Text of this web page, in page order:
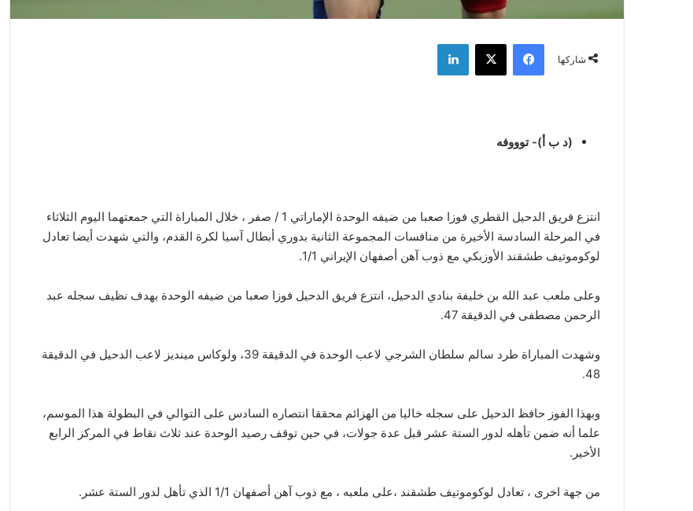
شاركها
فيسبوك ‫X لينكدإن
(د ب أ)- توووفه
انتزع فريق الدحيل القطري فوزا صعبا من ضيفه الوحدة الإماراتي 1 / صفر ، خلال المباراة التي جمعتهما اليوم الثلاثاء
في المرحلة السادسة الأخيرة من منافسات المجموعة الثانية بدوري أبطال آسيا لكرة القدم، والتي شهدت أيضا تعادل
لوكوموتيف طشقند الأوزبكي مع ذوب آهن أصفهان الإيراني 1/1.
وعلى ملعب عبد الله بن خليفة بنادي الدحيل، انتزع فريق الدحيل فوزا صعبا من ضيفه الوحدة بهدف نظيف سجله عبد
الرحمن مصطفى في الدقيقة 47.
وشهدت المباراة طرد سالم سلطان الشرجي لاعب الوحدة في الدقيقة 39، ولوكاس مينديز لاعب الدحيل في الدقيقة
48.
وبهذا الفوز حافظ الدحيل على سجله خاليا من الهزائم محققا انتصاره السادس على التوالي في البطولة هذا الموسم،
علما أنه ضمن تأهله لدور الستة عشر قبل عدة جولات، في حين توقف رصيد الوحدة عند ثلاث نقاط في المركز الرابع
الأخير.
من جهة اخرى ، تعادل لوكوموتيف طشقند ،على ملعبه ، مع ذوب آهن أصفهان 1/1 الذي تأهل لدور الستة عشر.